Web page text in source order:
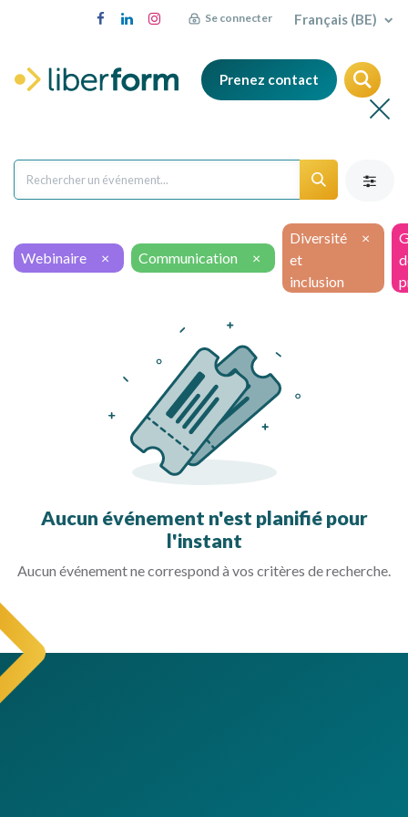
Se connecter Français (BE)
Prenez contact
Webinaire × Communication ×
Diversité
et
inclusion
×
Aucun événement n'est planifié pour
l'instant
Aucun événement ne correspond à vos critères de recherche.